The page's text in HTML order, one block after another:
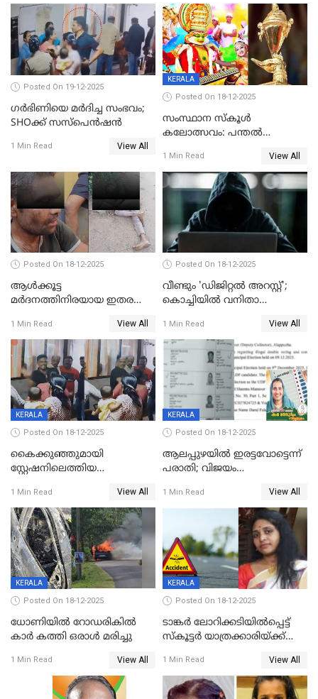
Posted On 19-12-2025
ഗര്‍ഭിണിയെ മർദിച്ച സംഭവം;
SHOക്ക് സസ്പെൻഷൻ
1 Min Read View All
KERALA
Posted On 18-12-2025
സംസ്ഥാന സ്കൂൾ
കലോത്സവം: പന്തൽ
1 Min Read View All
Posted On 18-12-2025
ആൾക്കൂട്ട
മർദനത്തിനിരയായ ഇതര
നടുക്കുന്ന സംഭവം
വാളയാറിൽ
1 Min Read View All
Posted On 18-12-2025
വീണ്ടും 'ഡിജിറ്റല്‍ അറസ്റ്റ്';
കൊച്ചിയില്‍ വനിതാ
കോടി രൂപ
1 Min Read View All
KERALA
Posted On 18-12-2025
കൈക്കുഞ്ഞുമായി
സ്റ്റേഷനിലെത്തിയ
കരണത്തടിച്ചു; CC ടിവി
ദൃശ്യങ്ങൾ പുറത്ത്
1 Min Read View All
KERALA
Posted On 18-12-2025
ആലപ്പുഴയിൽ ഇരട്ടവോട്ടെന്ന്
പരാതി; വിജയം
വാർഡിലെ എൽഡിഎഫ്
സ്ഥാനാർത്ഥി
1 Min Read View All
KERALA
Posted On 18-12-2025
ധോണിയിൽ റോഡരികിൽ
കാർ കത്തി ഒരാൾ മരിച്ചു
1 Min Read View All
KERALA
Posted On 18-12-2025
ടാങ്കർ ലോറിക്കടിയിൽപ്പെട്ട്
സ്കൂട്ടർ യാത്രക്കാരിയ്ക്ക്
കണ്ടോത്ത് ദേശീയ പാതയിൽ
1 Min Read View All